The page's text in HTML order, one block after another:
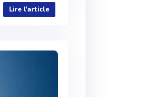
Lire l'article